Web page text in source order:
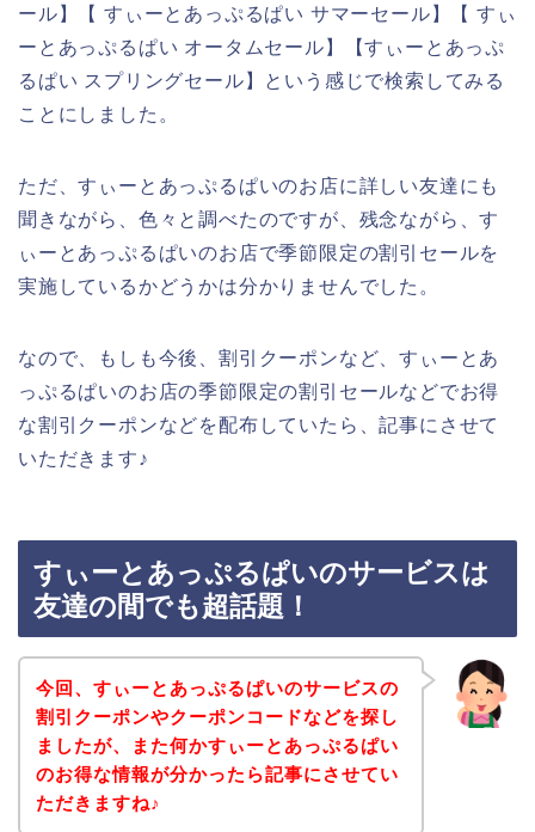
ール】【 すぃーとあっぷるぱい サマーセール】【 すぃ
ーとあっぷるぱい オータムセール】【すぃーとあっぷ
るぱい スプリングセール】という感じで検索してみる
ことにしました。
ただ、すぃーとあっぷるぱいのお店に詳しい友達にも
聞きながら、色々と調べたのですが、残念ながら、す
ぃーとあっぷるぱいのお店で季節限定の割引セールを
実施しているかどうかは分かりませんでした。
なので、もしも今後、割引クーポンなど、すぃーとあ
っぷるぱいのお店の季節限定の割引セールなどでお得
な割引クーポンなどを配布していたら、記事にさせて
いただきます♪
すぃーとあっぷるぱいのサービスは
友達の間でも超話題！
今回、すぃーとあっぷるぱいのサービスの
割引クーポンやクーポンコードなどを探し
ましたが、また何かすぃーとあっぷるぱい
のお得な情報が分かったら記事にさせてい
ただきますね♪